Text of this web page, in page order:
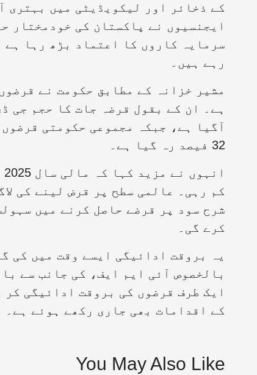
کے ذخائر اور لیکویڈیٹی میں بہتری
ایجنسیوں نے پاکستان کی خودمختار
سرمایہ کاروں کا اعتماد بڑھ رہا
رہے ہیں۔
مشیر خزانہ کے مطابق حکومت نے
32 فیصد رہ گیا ہے۔
کم رہی۔ عالمی سطح پر قرض لینے کی
شرح سود پر قرضے حاصل کرنے میں
کرے گی۔
یہ بروقت ادائیگی ایسے وقت میں کی
بالخصوص آئی ایم ایف، کی جانب سے
ایک طرف قرضوں کی بروقت ادائیگی
کے اقدامات بھی جاری رکھے ہوئے ہے۔
You May Also Like